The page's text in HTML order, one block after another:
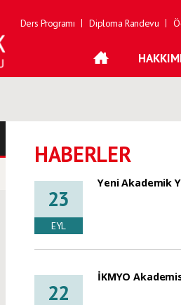
Ders Programı Diploma Randevu
HABERLER
23
EYL
Yeni Akademik
22
İKMYO